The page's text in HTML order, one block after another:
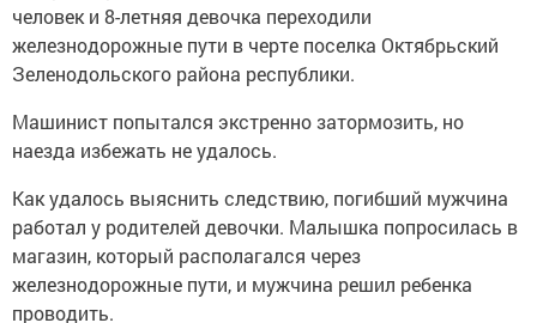
человек и 8-летняя девочка переходили
железнодорожные пути в черте поселка Октябрьский
Зеленодольского района республики.
Машинист попытался экстренно затормозить, но
наезда избежать не удалось.
Как удалось выяснить следствию, погибший мужчина
работал у родителей девочки. Малышка попросилась в
магазин, который располагался через
железнодорожные пути, и мужчина решил ребенка
проводить.